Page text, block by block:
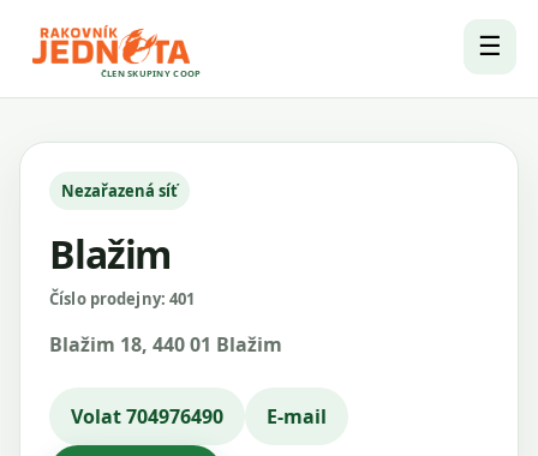
ČLEN SKUPINY COOP
☰
Nezařazená síť
Blažim
Číslo prodejny: 401
Blažim 18, 440 01 Blažim
Volat 704976490 E-mail